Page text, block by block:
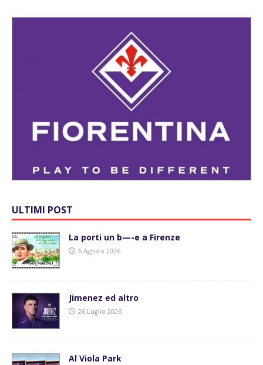
ULTIMI POST
La porti un b—-e a Firenze
6 Agosto 2026
Jimenez ed altro
26 Luglio 2026
Al Viola Park